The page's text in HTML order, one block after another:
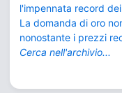
l'impennata record
La domanda di oro
nonostante i prezzi
Cerca nell'archivio...